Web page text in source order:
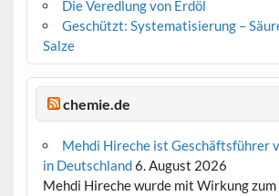
Die Veredlung von Erdöl
Geschützt: Systematisierung –
Salze
chemie.de
Mehdi Hireche ist Geschäftsführer
in Deutschland6. August 2026
Mehdi Hireche wurde mit Wirkung